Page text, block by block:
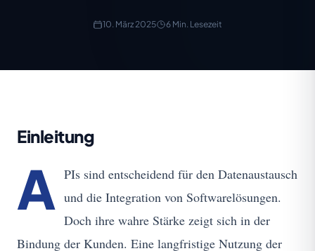
10. März 2025 6 Min. Lesezeit
Einleitung
A PIs sind entscheidend für den Datenaustausch
und die Integration von Softwarelösungen.
Doch ihre wahre Stärke zeigt sich in der
Bindung der Kunden. Eine langfristige Nutzung der